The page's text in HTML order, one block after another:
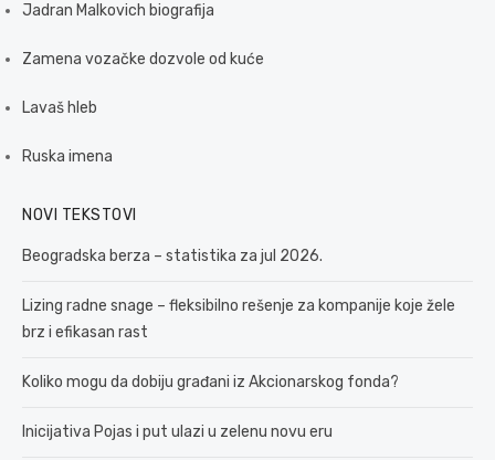
Jadran Malkovich biografija
Zamena vozačke dozvole od kuće
Lavaš hleb
Ruska imena
NOVI TEKSTOVI
Beogradska berza – statistika za jul 2026.
Lizing radne snage – fleksibilno rešenje za kompanije koje žele
brz i efikasan rast
Koliko mogu da dobiju građani iz Akcionarskog fonda?
Inicijativa Pojas i put ulazi u zelenu novu eru